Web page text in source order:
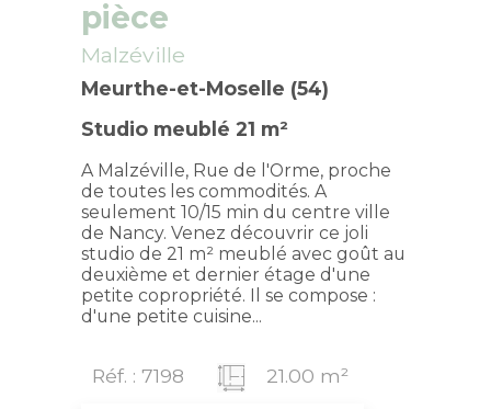
pièce
Malzéville
Meurthe-et-Moselle (54)
Studio meublé 21 m²
A Malzéville, Rue de l'Orme, proche
de toutes les commodités. A
seulement 10/15 min du centre ville
de Nancy. Venez découvrir ce joli
studio de 21 m² meublé avec goût au
deuxième et dernier étage d'une
petite copropriété. Il se compose :
d'une petite cuisine...
Réf. : 7198 21.00 m²